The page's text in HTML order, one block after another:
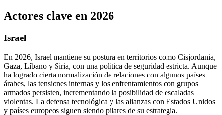
Actores clave en 2026
Israel
En 2026, Israel mantiene su postura en territorios como Cisjordania,
Gaza, Líbano y Siria, con una política de seguridad estricta. Aunque
ha logrado cierta normalización de relaciones con algunos países
árabes, las tensiones internas y los enfrentamientos con grupos
armados persisten, incrementando la posibilidad de escaladas
violentas. La defensa tecnológica y las alianzas con Estados Unidos
y países europeos siguen siendo pilares de su estrategia.